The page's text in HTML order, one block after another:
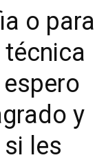
o para
y
les